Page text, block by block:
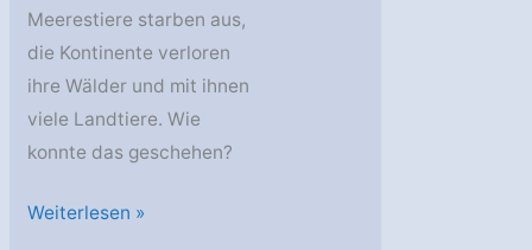
Meerestiere starben aus,
die Kontinente verloren
ihre Wälder und mit ihnen
viele Landtiere. Wie
konnte das geschehen?
AstroGeo
Weiterlesen »